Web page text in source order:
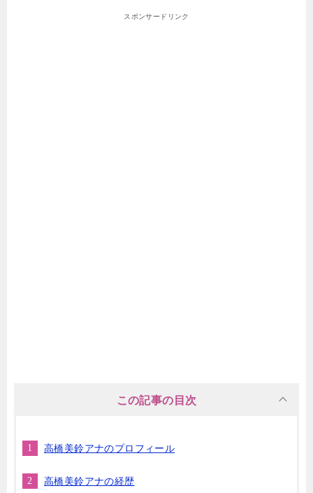
スポンサードリンク
この記事の目次
高橋美鈴アナのプロフィール
高橋美鈴アナの経歴